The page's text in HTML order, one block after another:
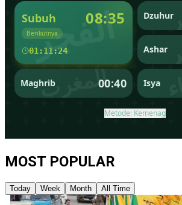
MOST POPULAR
Today Week Month All Time